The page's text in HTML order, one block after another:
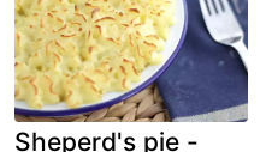
Sheperd's pie -